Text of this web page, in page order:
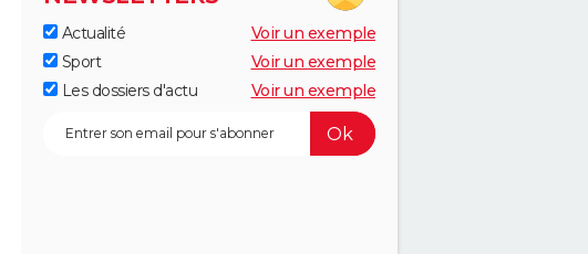
Actualité
Voir un exemple
Sport
Voir un exemple
Les dossiers d'actu
Voir un exemple